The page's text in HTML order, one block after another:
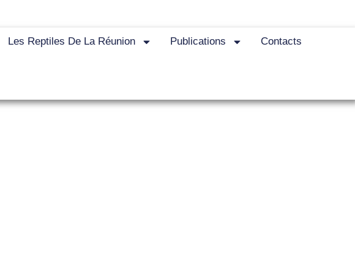
Les Reptiles De La Réunion Publications Contacts